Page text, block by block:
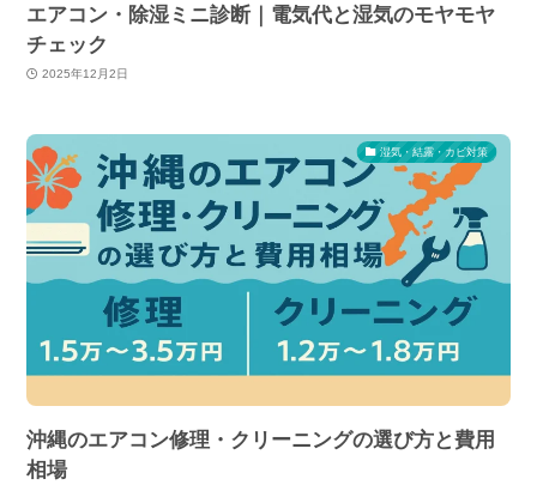
エアコン・除湿ミニ診断｜電気代と湿気のモヤモヤ
チェック
2025年12月2日
湿気・結露・カビ対策
沖縄のエアコン修理・クリーニングの選び方と費用
相場